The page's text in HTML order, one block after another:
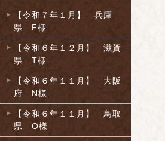
【令和７年１月】 兵庫
県 F様
【令和６年１２月】 滋賀
県 T様
【令和６年１１月】 大阪
府 N様
【令和６年１１月】 鳥取
県 O様